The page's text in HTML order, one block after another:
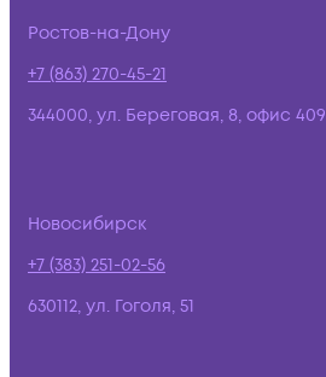
Ростов-на-Дону
+7 (863) 270-45-21
344000, ул. Береговая, 8, офис 409
Новосибирск
+7 (383) 251-02-56
630112, ул. Гоголя, 51